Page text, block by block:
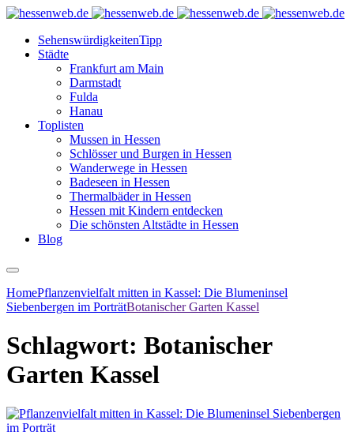
SehenswürdigkeitenTipp
Städte
Frankfurt am Main
Darmstadt
Fulda
Hanau
Toplisten
Mussen in Hessen
Schlösser und Burgen in Hessen
Wanderwege in Hessen
Badeseen in Hessen
Thermalbäder in Hessen
Hessen mit Kindern entdecken
Die schönsten Altstädte in Hessen
Blog
HomePflanzenvielfalt mitten in Kassel: Die Blumeninsel
Siebenbergen im PorträtBotanischer Garten Kassel
Schlagwort: Botanischer
Garten Kassel